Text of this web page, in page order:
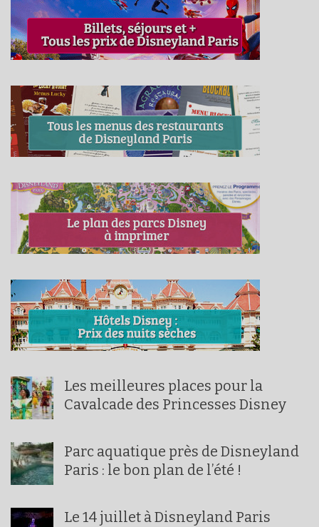
Les meilleures places pour la
Cavalcade des Princesses Disney
Parc aquatique près de Disneyland
Paris : le bon plan de l’été !
Le 14 juillet à Disneyland Paris